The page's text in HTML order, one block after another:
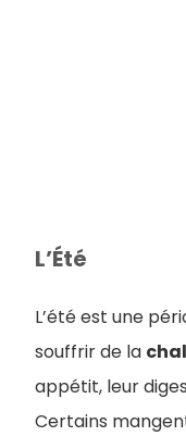
L’Été
L’été est une
souffrir de la
appétit, leur
Certains